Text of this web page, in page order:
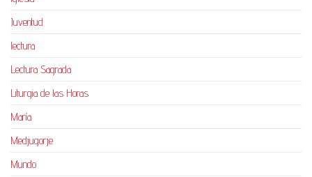
Juventud
lectura
Lectura Sagrada
Liturgia de las Horas
María
Medjugorje
Mundo